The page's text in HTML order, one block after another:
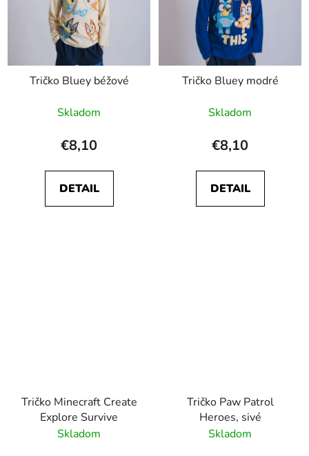
Tričko Bluey béžové
Skladom
€8,10
DETAIL
Tričko Bluey modré
Skladom
€8,10
DETAIL
Tričko Minecraft Create
Explore Survive
Skladom
Tričko Paw Patrol
Heroes, sivé
Skladom